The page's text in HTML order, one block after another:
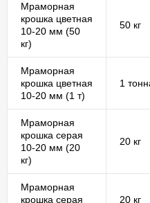
Мраморная
крошка цветная
10-20 мм (50
кг)
50 кг
Мраморная
крошка цветная
10-20 мм (1 т)
1
Мраморная
крошка серая
10-20 мм (20
кг)
20 кг
Мраморная
крошка серая
20 кг